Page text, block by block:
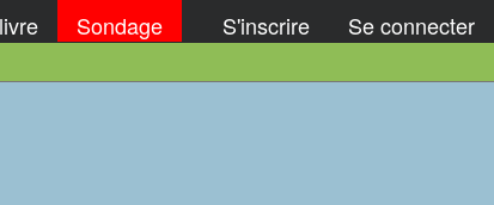
Sondage S'inscrire Se connecter